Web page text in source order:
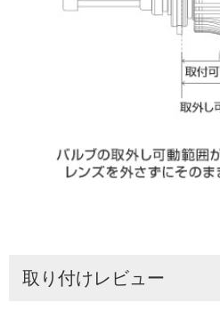
取り付けレビュー